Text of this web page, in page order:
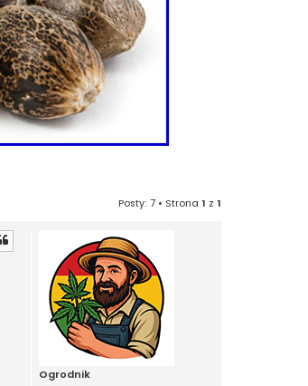
Posty: 7 • Strona 1 z 1
Ogrodnik